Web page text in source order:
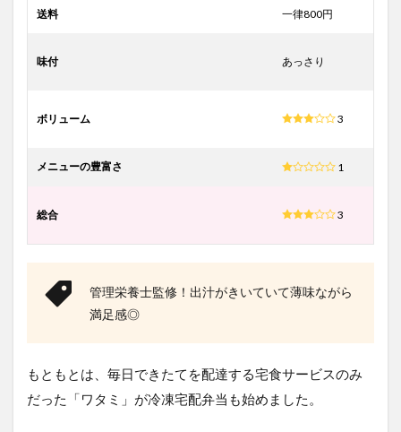
送料 一律800円
味付 あっさり
ボリューム 3
メニューの豊富さ 1
総合 3
管理栄養士監修！出汁がきいていて薄味ながら
満足感◎
もともとは、毎日できたてを配達する宅食サービスのみ
だった「ワタミ」が冷凍宅配弁当も始めました。